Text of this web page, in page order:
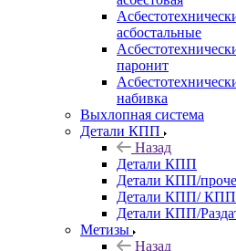
асбостальные
паронит
набивка
Выхлопная система
Детали КПП
Назад
Детали КПП
Детали КПП/
Детали КПП/ КПП
Детали КПП/
Метизы
Назад